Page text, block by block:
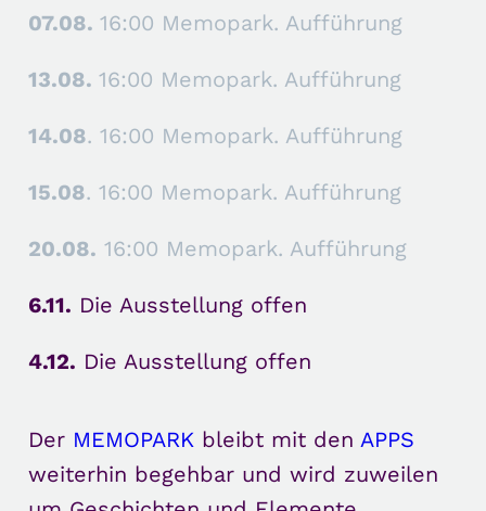
07.08. 16:00 Memopark. Aufführung
13.08. 16:00 Memopark. Aufführung
14.08. 16:00 Memopark. Aufführung
15.08. 16:00 Memopark. Aufführung
20.08. 16:00 Memopark. Aufführung
6.11. Die Ausstellung offen
4.12. Die Ausstellung offen
Der MEMOPARKbleibt mit den APPS
weiterhin begehbar und wird zuweilen